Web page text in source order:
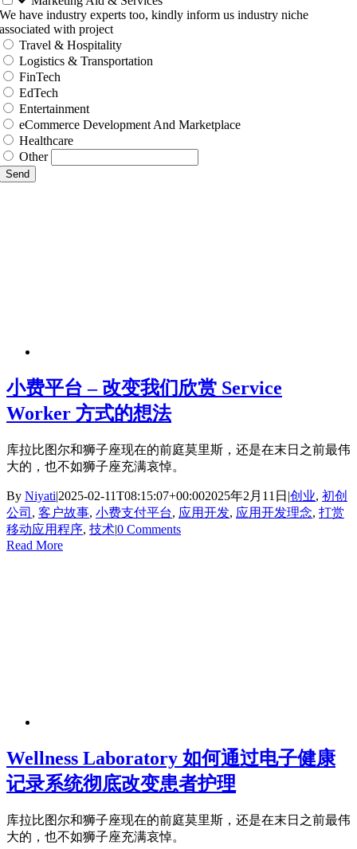
We have industry experts too, kindly inform us industry niche
associated with project
Travel & Hospitality
Logistics & Transportation
FinTech
EdTech
Entertainment
eCommerce Development And Marketplace
Healthcare
Other
Send
小费平台 – 改变我们欣赏 Service
Worker 方式的想法
库拉比图尔和狮子座现在的前庭莫里斯，还是在末日之前最伟
大的，也不如狮子座充满哀悼。
By Niyati|2025-02-11T08:15:07+00:002025年2月11日 |创业, 初创
公司 , 客户故事, 小费支付平台, 应用开发, 应用开发理念, 打赏
移动应用程序, 技术|0 Comments
Read More
Wellness Laboratory 如何通过电子健康
记录系统彻底改变患者护理
库拉比图尔和狮子座现在的前庭莫里斯，还是在末日之前最伟
大的，也不如狮子座充满哀悼。